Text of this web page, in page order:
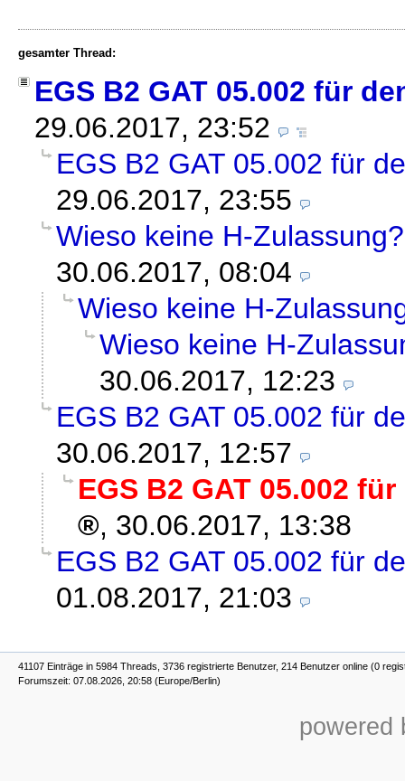
gesamter Thread:
EGS B2 GAT 05.002 für
29.06.2017, 23:52
EGS B2 GAT 05.002 für
29.06.2017, 23:55
Wieso keine H-Zulassung?
30.06.2017, 08:04
Wieso keine H-
Wieso keine H-
30.06.2017, 12:23
EGS B2 GAT 05.002 für
30.06.2017, 12:57
EGS B2 GAT 05.002
, 30.06.2017, 13:38
EGS B2 GAT 05.002 für
01.08.2017, 21:03
41107 Einträge in 5984 Threads, 3736 registrierte Benutzer, 214 Benutzer online (0
Forumszeit: 07.08.2026, 20:58 (Europe/Berlin)
powered